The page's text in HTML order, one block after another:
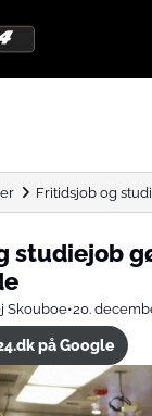
Fritidsjob og
studiejob
Skouboe•20.
på Google